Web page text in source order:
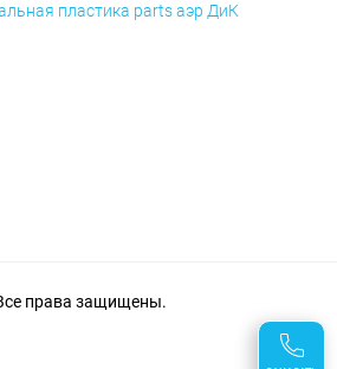
пластика parts аэр ДиК
права защищены.